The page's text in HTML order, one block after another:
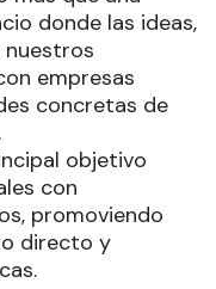
donde las ideas,
empresas
concretas de
objetivo
con
promoviendo
directo y